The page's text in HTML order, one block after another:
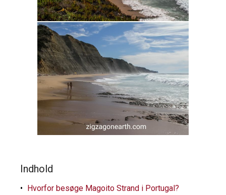
Indhold
Hvorfor besøge Magoito Strand i Portugal?